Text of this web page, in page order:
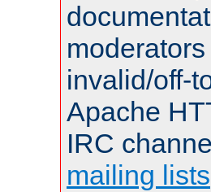
invalid/off-
Apache
IRC
mailing lists